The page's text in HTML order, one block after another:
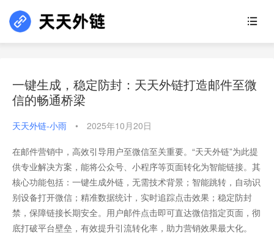
一键生成，稳定防封：天天外链打造邮件至微
信的畅通桥梁
天天外链-小雨 • 2025年10月20日
在邮件营销中，高效引导用户至微信至关重要。“天天外链”为此提
供专业解决方案，能将公众号、小程序等页面转化为智能链接。其
核心功能包括：一键生成外链，无需技术背景；智能跳转，自动识
别设备打开微信；精准数据统计，实时追踪点击效果；稳定防封
禁，保障链接长期安全。用户邮件点击即可直达微信指定页面，彻
底打破平台壁垒，有效提升引流转化率，助力营销效果最大化。